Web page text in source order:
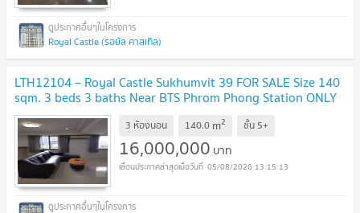
Royal Castle (รอยัล คาสเทิล)
LTH12104 – Royal Castle Sukhumvit 39 FOR SALE Size 140
sqm. 3 beds 3 baths Near BTS Phrom Phong Station ONLY
16 MB
3 ห้องนอน 140.0 m2 ชั้น 5+
16,000,000 บาท
05/08/2026 13:15:13